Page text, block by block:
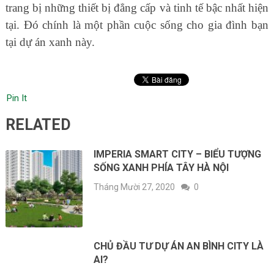
trang bị những thiết bị đẳng cấp và tinh tế bậc nhất hiện
tại. Đó chính là một phần cuộc sống cho gia đình bạn
tại dự án xanh này.
Pin It
RELATED
IMPERIA SMART CITY – BIỂU TƯỢNG
SỐNG XANH PHÍA TÂY HÀ NỘI
Tháng Mười 27, 2020 0
CHỦ ĐẦU TƯ DỰ ÁN AN BÌNH CITY LÀ
AI?